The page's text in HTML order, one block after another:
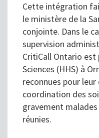
Cette intégration
le ministère de la
conjointe. Dans le
supervision
CritiCall Ontario
Sciences (HHS) à
reconnues pour
coordination des
gravement
réunies.